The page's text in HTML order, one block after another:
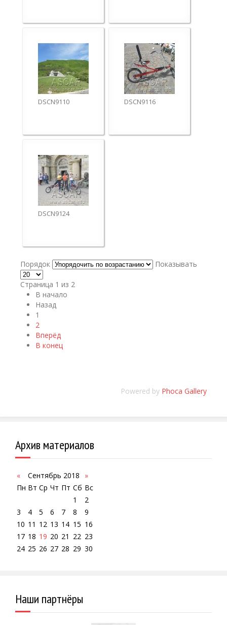
DSCN9110 DSCN9116
DSCN9124
Порядок Показывать
Страница 1 из 2
В начало
Назад
1
2
Вперёд
В конец
Powered by Phoca Gallery
Архив материалов
« Сентябрь 2018
»
Пн Вт Ср Чт Пт Сб Вс
1
2
3
4 5 6 7 8
9
10 11 12 13 14 15 16
17 18 19 20 21 22 23
24 25 26 27 28 29 30
Наши партнёры